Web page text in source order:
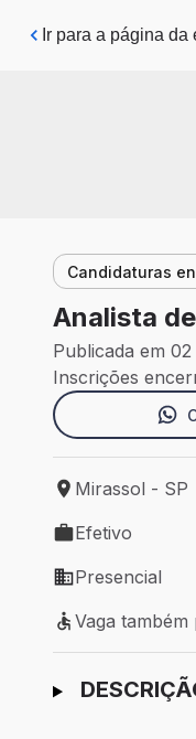
Pular para o
Ir para a página da
Candidaturas
Analista
Publicada em
Inscrições
Local de
Mirassol - SP
Tipo de vaga:
Efetivo
Modelo de
Presencial
Vaga também
Vaga também
Ir para